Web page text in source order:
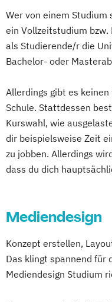
Wer von einem
ein Vollzeitstudium
als Studierende/r die
Bachelor- oder
Allerdings gibt es
Schule. Stattdessen
Kurswahl, wie
dir beispielsweise Zeit
zu jobben. Allerdings
dass du dich
Mediendesign
Konzept erstellen,
Das klingt spannend für
Mediendesign Studium